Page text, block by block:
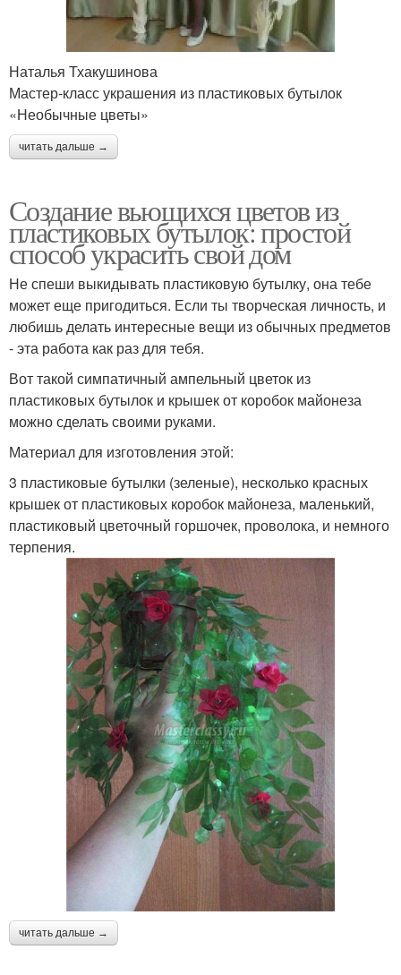
Наталья Тхакушинова
Мастер-класс украшения из пластиковых бутылок
«Необычные цветы»
читать дальше →
Создание вьющихся цветов из
пластиковых бутылок: простой
способ украсить свой дом
Не спеши выкидывать пластиковую бутылку, она тебе
может еще пригодиться. Если ты творческая личность, и
любишь делать интересные вещи из обычных предметов
- эта работа как раз для тебя.
Вот такой симпатичный ампельный цветок из
пластиковых бутылок и крышек от коробок майонеза
можно сделать своими руками.
Материал для изготовления этой:
3 пластиковые бутылки (зеленые), несколько красных
крышек от пластиковых коробок майонеза, маленький,
пластиковый цветочный горшочек, проволока, и немного
терпения.
читать дальше →